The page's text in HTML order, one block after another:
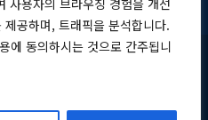
사용자의 브라우징 경험을 개선
공하며, 트래픽을 분석합니다.
에 동의하시는 것으로 간주됩니
/ All Rights